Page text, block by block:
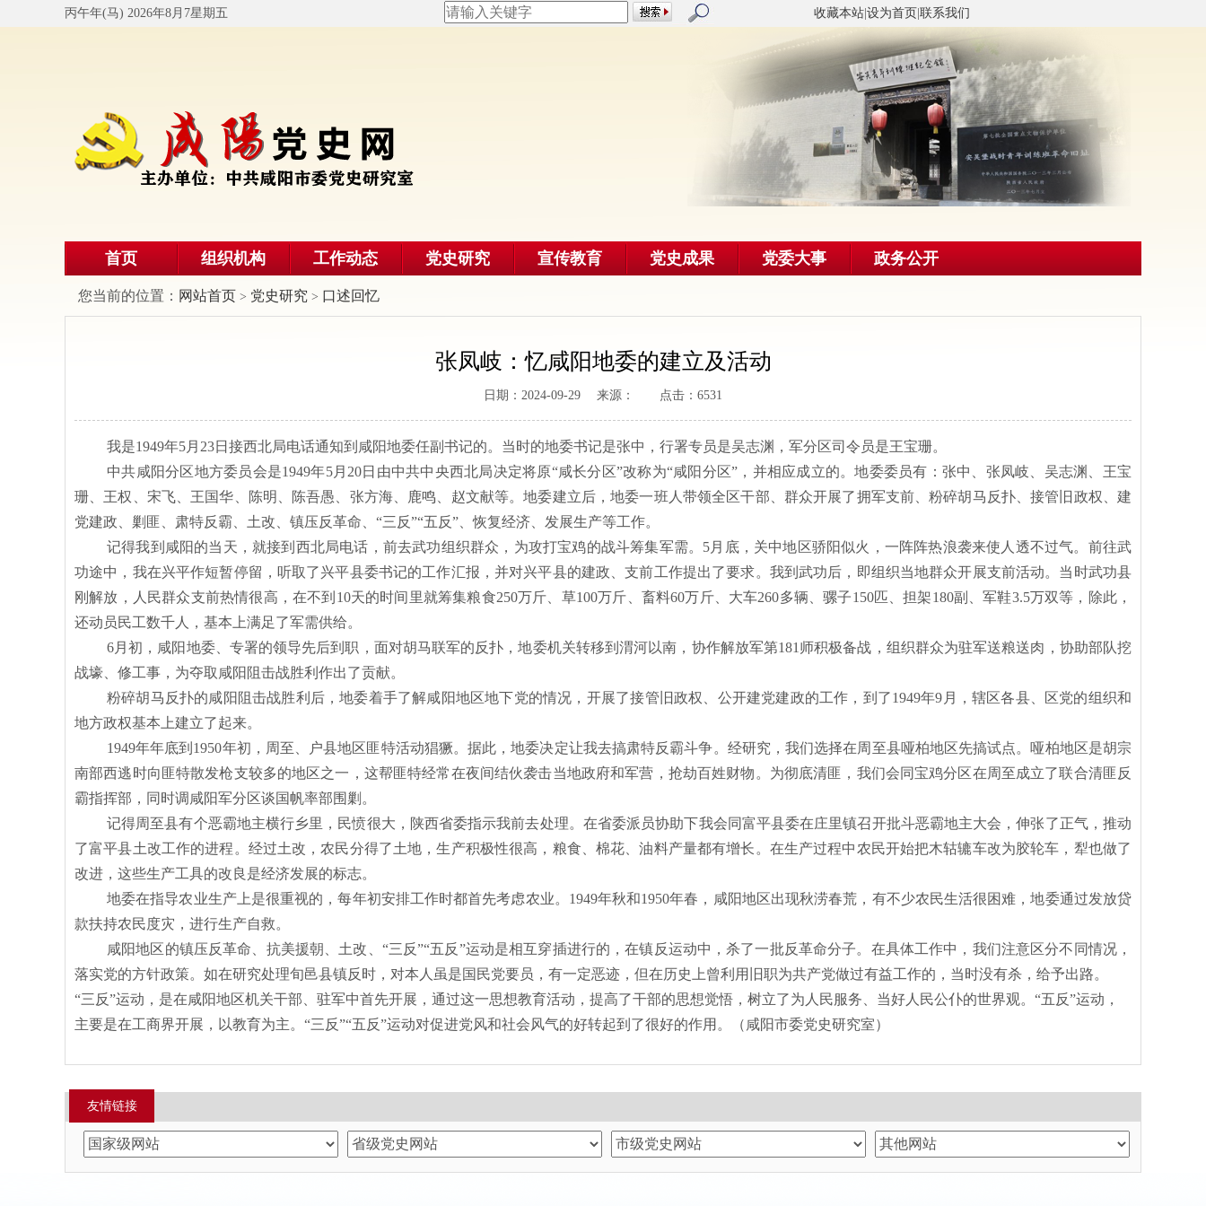
丙午年(马) 2026年8月7星期五 收藏本站 设为首页 联系我们
首页 组织机构 工作动态 党史研究 宣传教育 党史成果 党委大事 政务公开
您当前的位置： 网站首页 > 党史研究 > 口述回忆
张凤岐：忆咸阳地委的建立及活动
日期：2024-09-29 来源： 点击：6531
我是1949年5月23日接西北局电话通知到咸阳地委任副书记的。当时的地委书记是张中，行署专员是吴志渊，军分区司令员是王宝珊。
中共咸阳分区地方委员会是1949年5月20日由中共中央西北局决定将原“咸长分区”改称为“咸阳分区”，并相应成立的。地委委员有：张中、张凤岐、吴志渊、王宝
珊、王权、宋飞、王国华、陈明、陈吾愚、张方海、鹿鸣、赵文献等。地委建立后，地委一班人带领全区干部、群众开展了拥军支前、粉碎胡马反扑、接管旧政权、建
党建政、剿匪、肃特反霸、土改、镇压反革命、“三反”“五反”、恢复经济、发展生产等工作。
记得我到咸阳的当天，就接到西北局电话，前去武功组织群众，为攻打宝鸡的战斗筹集军需。 5月底，关中地区骄阳似火，一阵阵热浪袭来使人透不过气。前往武
功途中，我在兴平作短暂停留，听取了兴平县委书记的工作汇报，并对兴平县的建政、支前工作提出了要求。我到武功后，即组织当地群众开展支前活动。当时武功县
刚解放，人民群众支前热情很高，在不到10天的时间里就筹集粮食250万斤、草100万斤、畜料60万斤、大车260多辆、骡子150匹、担架180副、军鞋3.5万双等，除此，
还动员民工数千人，基本上满足了军需供给。
6月初，咸阳地委、专署的领导先后到职，面对胡马联军的反扑，地委机关转移到渭河以南，协作解放军第181师积极备战，组织群众为驻军送粮送肉，协助部队挖
战壕、修工事，为夺取咸阳阻击战胜利作出了贡献。
粉碎胡马反扑的咸阳阻击战胜利后，地委着手了解咸阳地区地下党的情况，开展了接管旧政权、公开建党建政的工作，到了1949年9月，辖区各县、区党的组织和
地方政权基本上建立了起来。
1949年年底到1950年初，周至、户县地区匪特活动猖獗。据此，地委决定让我去搞肃特反霸斗争。经研究，我们选择在周至县哑柏地区先搞试点。哑柏地区是胡宗
南部西逃时向匪特散发枪支较多的地区之一，这帮匪特经常在夜间结伙袭击当地政府和军营，抢劫百姓财物。为彻底清匪，我们会同宝鸡分区在周至成立了联合清匪反
霸指挥部，同时调咸阳军分区谈国帆率部围剿。
记得周至县有个恶霸地主横行乡里，民愤很大，陕西省委指示我前去处理。在省委派员协助下我会同富平县委在庄里镇召开批斗恶霸地主大会，伸张了正气，推动
了富平县土改工作的进程。经过土改，农民分得了土地，生产积极性很高，粮食、棉花、油料产量都有增长。在生产过程中农民开始把木轱辘车改为胶轮车，犁也做了
改进，这些生产工具的改良是经济发展的标志。
地委在指导农业生产上是很重视的，每年初安排工作时都首先考虑农业。 1949年秋和1950年春，咸阳地区出现秋涝春荒，有不少农民生活很困难，地委通过发放贷
款扶持农民度灾，进行生产自救。
咸阳地区的镇压反革命、抗美援朝、土改、 “三反”“五反”运动是相互穿插进行的，在镇反运动中，杀了一批反革命分子。在具体工作中，我们注意区分不同情况，
落实党的方针政策。如在研究处理旬邑县镇反时，对本人虽是国民党要员，有一定恶迹，但在历史上曾利用旧职为共产党做过有益工作的，当时没有杀，给予出路。
“三反”运动，是在咸阳地区机关干部、驻军中首先开展，通过这一思想教育活动，提高了干部的思想觉悟，树立了为人民服务、当好人民公仆的世界观。“五反”运动，
主要是在工商界开展，以教育为主。“三反”“五反”运动对促进党风和社会风气的好转起到了很好的作用。（咸阳市委党史研究室）
友情链接